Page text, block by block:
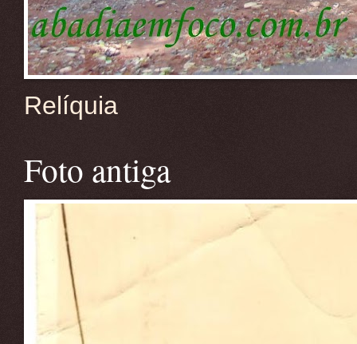
Relíquia
Foto antiga